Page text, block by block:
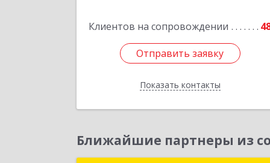
Клиентов на сопровождении
Отправить заявку
Показать контакты
Отправить заявку
Назад
Ближайшие партнеры из